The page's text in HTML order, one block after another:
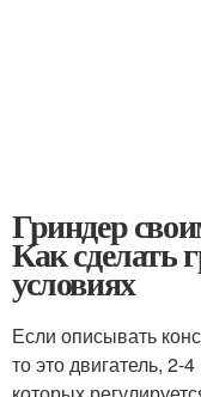
Гриндер
Как сделать
условиях
Если описывать
то это двигатель,